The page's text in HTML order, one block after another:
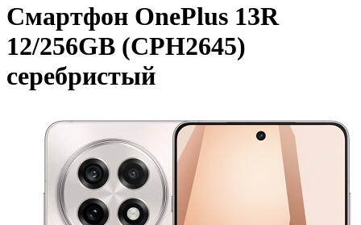
Смартфон OnePlus 13R
12/256GB (CPH2645)
серебристый